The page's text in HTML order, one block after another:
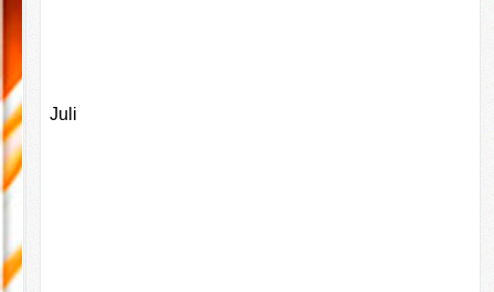
Juli